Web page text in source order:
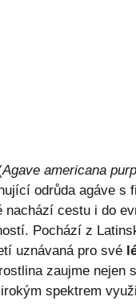
Agave americana
odrůda agáve s
nachází cestu i do
Pochází z
uznávaná pro své
zaujme nejen
spektrem